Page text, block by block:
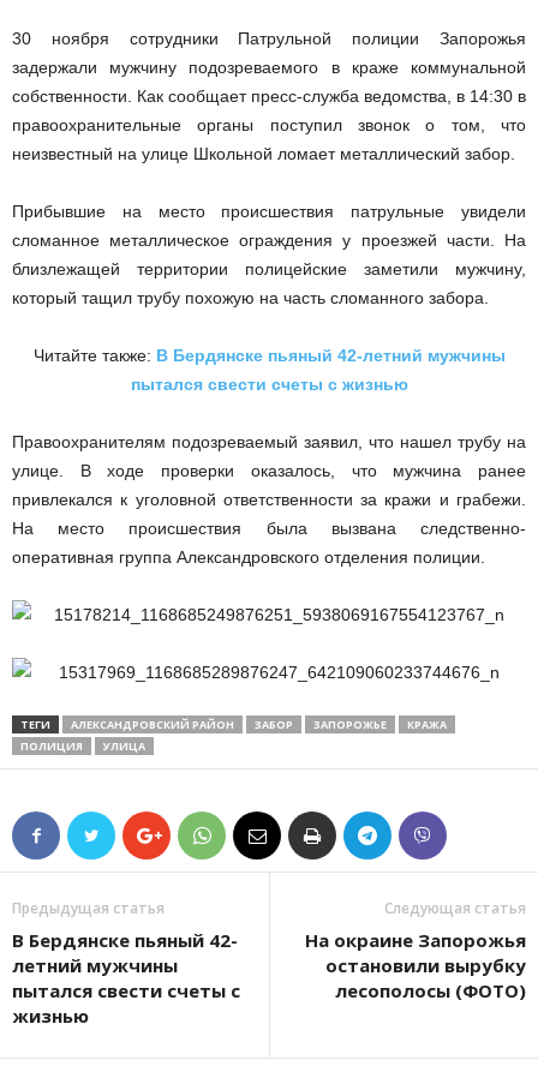
30 ноября сотрудники Патрульной полиции Запорожья
задержали мужчину подозреваемого в краже коммунальной
собственности. Как сообщает пресс-служба ведомства, в 14:30 в
правоохранительные органы поступил звонок о том, что
неизвестный на улице Школьной ломает металлический забор.
Прибывшие на место происшествия патрульные увидели
сломанное металлическое ограждения у проезжей части. На
близлежащей территории полицейские заметили мужчину,
который тащил трубу похожую на часть сломанного забора.
Читайте также: В Бердянске пьяный 42-летний мужчины
пытался свести счеты с жизнью
Правоохранителям подозреваемый заявил, что нашел трубу на
улице. В ходе проверки оказалось, что мужчина ранее
привлекался к уголовной ответственности за кражи и грабежи.
На место происшествия была вызвана следственно-
оперативная группа Александровского отделения полиции.
ТЕГИ АЛЕКСАНДРОВСКИЙ РАЙОН ЗАБОР ЗАПОРОЖЬЕ
КРАЖА
ПОЛИЦИЯ
УЛИЦА
Предыдущая статья
В Бердянске пьяный 42-
летний мужчины
пытался свести счеты с
жизнью
Следующая статья
На окраине Запорожья
остановили вырубку
лесополосы (ФОТО)